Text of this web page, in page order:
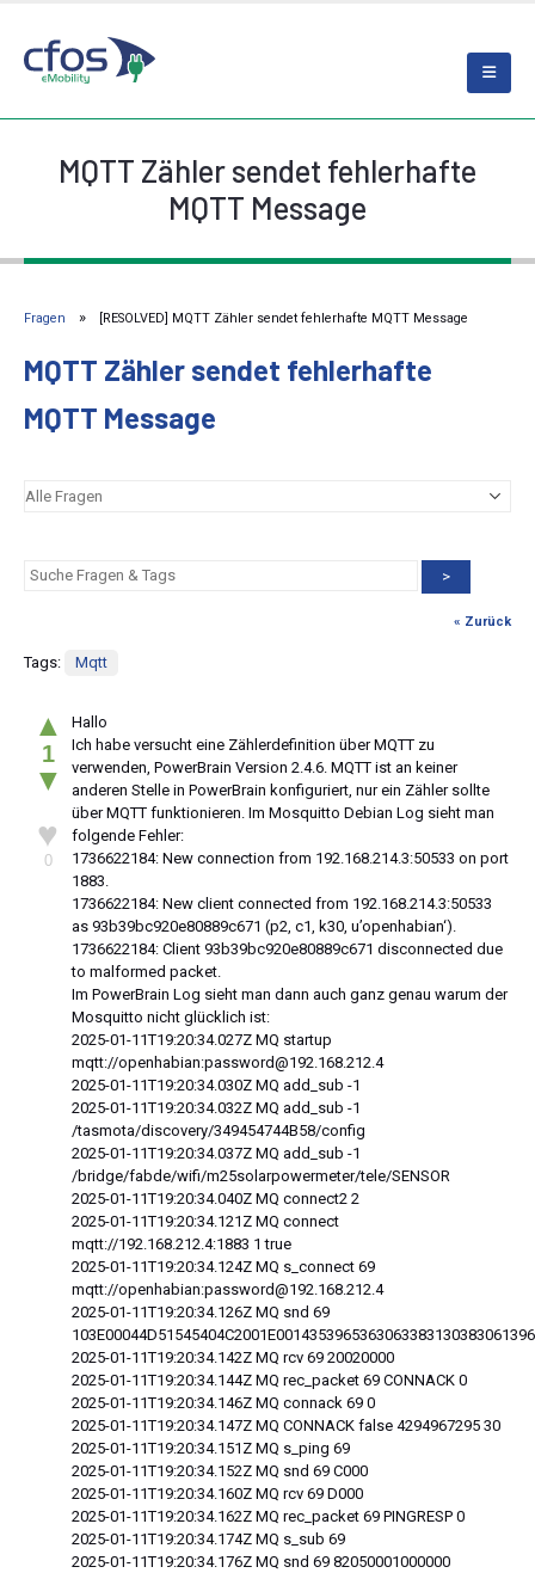
MQTT Zähler sendet fehlerhafte
MQTT Message
Fragen [RESOLVED] MQTT Zähler sendet fehlerhafte MQTT Message
MQTT Zähler sendet fehlerhafte
MQTT Message
>
« Zurück
Tags: Mqtt
▲
1
▼
♥
0
Hallo
Ich habe versucht eine Zählerdefinition über MQTT zu
verwenden, PowerBrain Version 2.4.6. MQTT ist an keiner
anderen Stelle in PowerBrain konfiguriert, nur ein Zähler sollte
über MQTT funktionieren. Im Mosquitto Debian Log sieht man
folgende Fehler:
1736622184: New connection from 192.168.214.3:50533 on port
1883.
1736622184: New client connected from 192.168.214.3:50533
as 93b39bc920e80889c671 (p2, c1, k30, u’openhabian‘).
1736622184: Client 93b39bc920e80889c671 disconnected due
to malformed packet.
Im PowerBrain Log sieht man dann auch ganz genau warum der
Mosquitto nicht glücklich ist:
2025-01-11T19:20:34.027Z MQ startup
mqtt://openhabian:password@192.168.212.4
2025-01-11T19:20:34.030Z MQ add_sub -1
2025-01-11T19:20:34.032Z MQ add_sub -1
/tasmota/discovery/349454744B58/config
2025-01-11T19:20:34.037Z MQ add_sub -1
/bridge/fabde/wifi/m25solarpowermeter/tele/SENSOR
2025-01-11T19:20:34.040Z MQ connect2 2
2025-01-11T19:20:34.121Z MQ connect
mqtt://192.168.212.4:1883 1 true
2025-01-11T19:20:34.124Z MQ s_connect 69
mqtt://openhabian:password@192.168.212.4
2025-01-11T19:20:34.126Z MQ snd 69
2025-01-11T19:20:34.142Z MQ rcv 69 20020000
2025-01-11T19:20:34.144Z MQ rec_packet 69 CONNACK 0
2025-01-11T19:20:34.146Z MQ connack 69 0
2025-01-11T19:20:34.147Z MQ CONNACK false 4294967295 30
2025-01-11T19:20:34.151Z MQ s_ping 69
2025-01-11T19:20:34.152Z MQ snd 69 C000
2025-01-11T19:20:34.160Z MQ rcv 69 D000
2025-01-11T19:20:34.162Z MQ rec_packet 69 PINGRESP 0
2025-01-11T19:20:34.174Z MQ s_sub 69
2025-01-11T19:20:34.176Z MQ snd 69 82050001000000